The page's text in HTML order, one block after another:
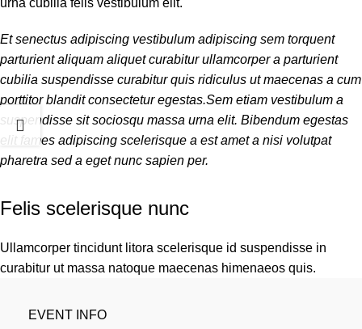
urna cubilia felis vestibulum elit.
Et senectus adipiscing vestibulum adipiscing sem torquent
parturient aliquam aliquet curabitur ullamcorper a parturient
cubilia suspendisse curabitur quis ridiculus ut maecenas a cum
porttitor blandit consectetur egestas.Sem etiam vestibulum a
suspendisse sit sociosqu massa urna elit. Bibendum egestas
elit fames adipiscing scelerisque a est amet a nisi volutpat
pharetra sed a eget nunc sapien per.
Felis scelerisque nunc
Ullamcorper tincidunt litora scelerisque id suspendisse in
curabitur ut massa natoque maecenas himenaeos quis.
EVENT INFO